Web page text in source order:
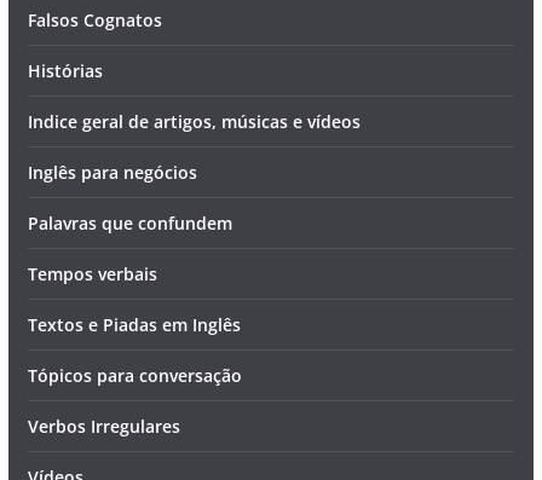
Falsos Cognatos
Histórias
Indice geral de artigos, músicas e vídeos
Inglês para negócios
Palavras que confundem
Tempos verbais
Textos e Piadas em Inglês
Tópicos para conversação
Verbos Irregulares